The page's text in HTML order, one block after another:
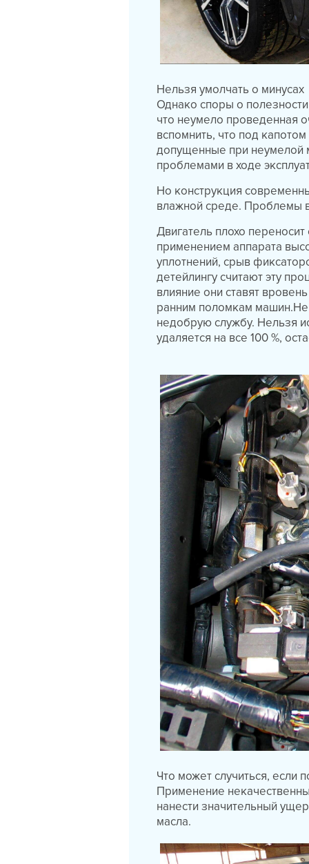
Нельзя умолчать о минусах
Однако споры о
что неумело проведенная
вспомнить, что под
допущенные при неумелой
проблемами в ходе
Но конструкция
влажной среде. Проблемы
Двигатель плохо
применением аппарата
уплотнений, срыв
детейлингу считают эту
влияние они ставят
ранним поломкам
недобрую службу. Нельзя
удаляется на все 100 %,
Что может случиться, если
Применение
нанести значительный
масла.